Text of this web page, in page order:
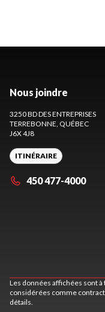
Nous joindre
3250 BD DES ENTREPRISES
TERREBONNE , QUÉBEC
J6X 4J8
ITINÉRAIRE
450 477-4000
Les données affichées sont
considérées comme
détails.